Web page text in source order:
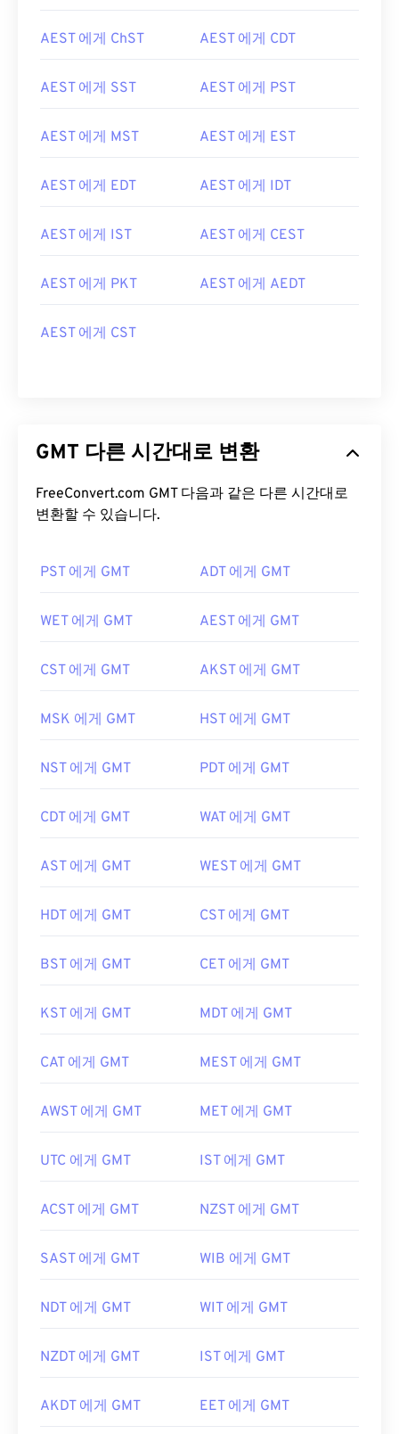
AEST 에게 ChST AEST 에게 CDT
AEST 에게 SST AEST 에게 PST
AEST 에게 MST AEST 에게 EST
AEST 에게 EDT AEST 에게 IDT
AEST 에게 IST AEST 에게 CEST
AEST 에게 PKT AEST 에게 AEDT
AEST 에게 CST
GMT 다른 시간대로 변환
FreeConvert.com GMT 다음과 같은 다른 시간대로
변환할 수 있습니다.
PST 에게 GMT ADT 에게 GMT
WET 에게 GMT AEST 에게 GMT
CST 에게 GMT AKST 에게 GMT
MSK 에게 GMT HST 에게 GMT
NST 에게 GMT PDT 에게 GMT
CDT 에게 GMT WAT 에게 GMT
AST 에게 GMT WEST 에게 GMT
HDT 에게 GMT CST 에게 GMT
BST 에게 GMT CET 에게 GMT
KST 에게 GMT MDT 에게 GMT
CAT 에게 GMT MEST 에게 GMT
AWST 에게 GMT MET 에게 GMT
UTC 에게 GMT IST 에게 GMT
ACST 에게 GMT NZST 에게 GMT
SAST 에게 GMT WIB 에게 GMT
NDT 에게 GMT WIT 에게 GMT
NZDT 에게 GMT IST 에게 GMT
AKDT 에게 GMT EET 에게 GMT